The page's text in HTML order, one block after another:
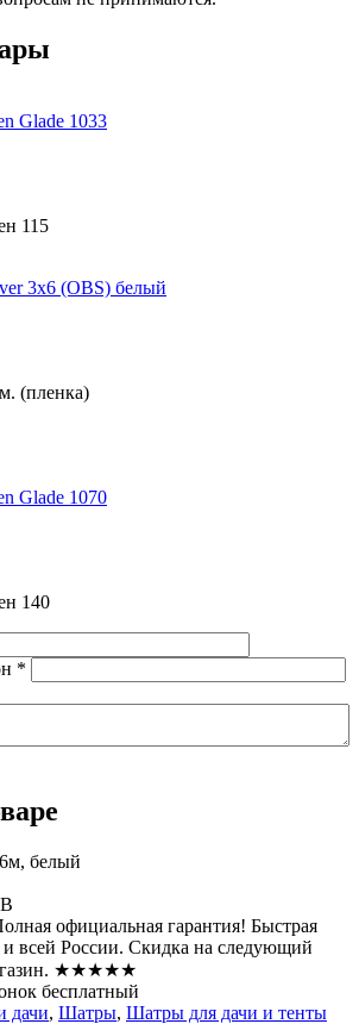
Glade 1033
115
3х6 (OBS) белый
(пленка)
Glade 1070
140
*
белый
официальная гарантия! Быстрая
и всей России. Скидка на следующий
★★★★★
бесплатный
дачи, Шатры, Шатры для дачи и тенты